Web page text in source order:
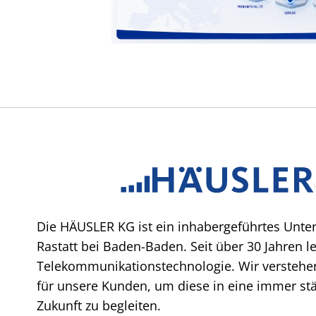
Die HÄUSLER KG ist ein inhabergeführtes
Rastatt bei Baden-Baden. Seit über 30 Jahren
Telekommunikationstechnologie. Wir
für unsere Kunden, um diese in eine immer
Zukunft zu begleiten.